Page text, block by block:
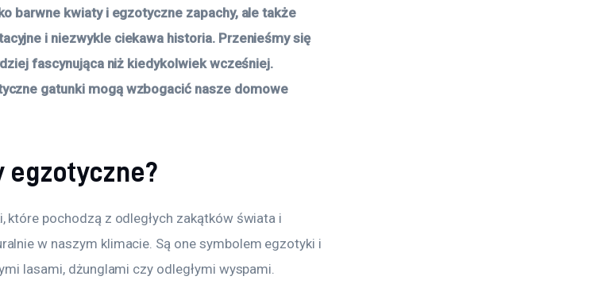
barwne kwiaty i egzotyczne zapachy, ale także
i niezwykle ciekawa historia. Przenieśmy się
fascynująca niż kiedykolwiek wcześniej.
gatunki mogą wzbogacić nasze domowe
egzotyczne?
które pochodzą z odległych zakątków świata i
w naszym klimacie. Są one symbolem egzotyki i
lasami, dżunglami czy odległymi wyspami.